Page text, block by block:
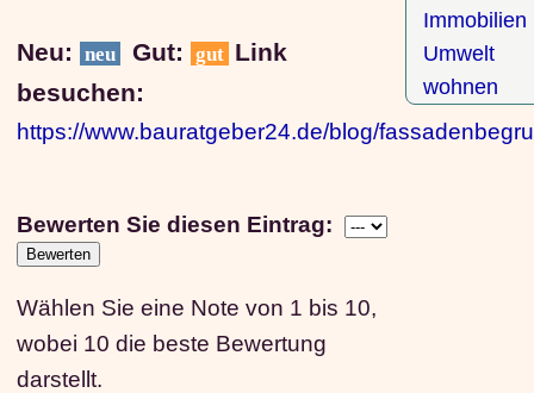
Neu: neu Gut: gut Link
besuchen:
https://www.bauratgeber24.de/blog/
Bewerten Sie diesen Eintrag:
Wählen Sie eine Note von 1 bis 10,
wobei 10 die beste Bewertung
darstellt.
Immobilien
Umwelt
wohnen